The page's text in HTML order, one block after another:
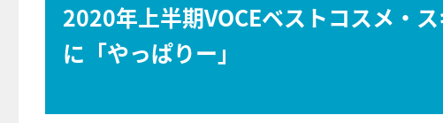
2020年上半期VOCEベストコスメ・
に「やっぱりー」